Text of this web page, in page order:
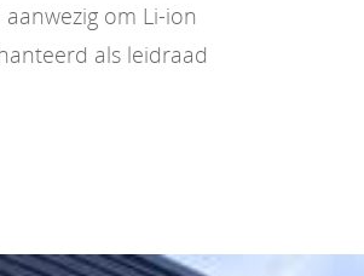
om Li-ion
als leidraad